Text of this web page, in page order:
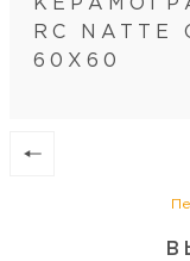
Вес коробки (кг)
Кол-во коробок на
Кол-во м2 (м.п.) на
RC NATTE
60Х60